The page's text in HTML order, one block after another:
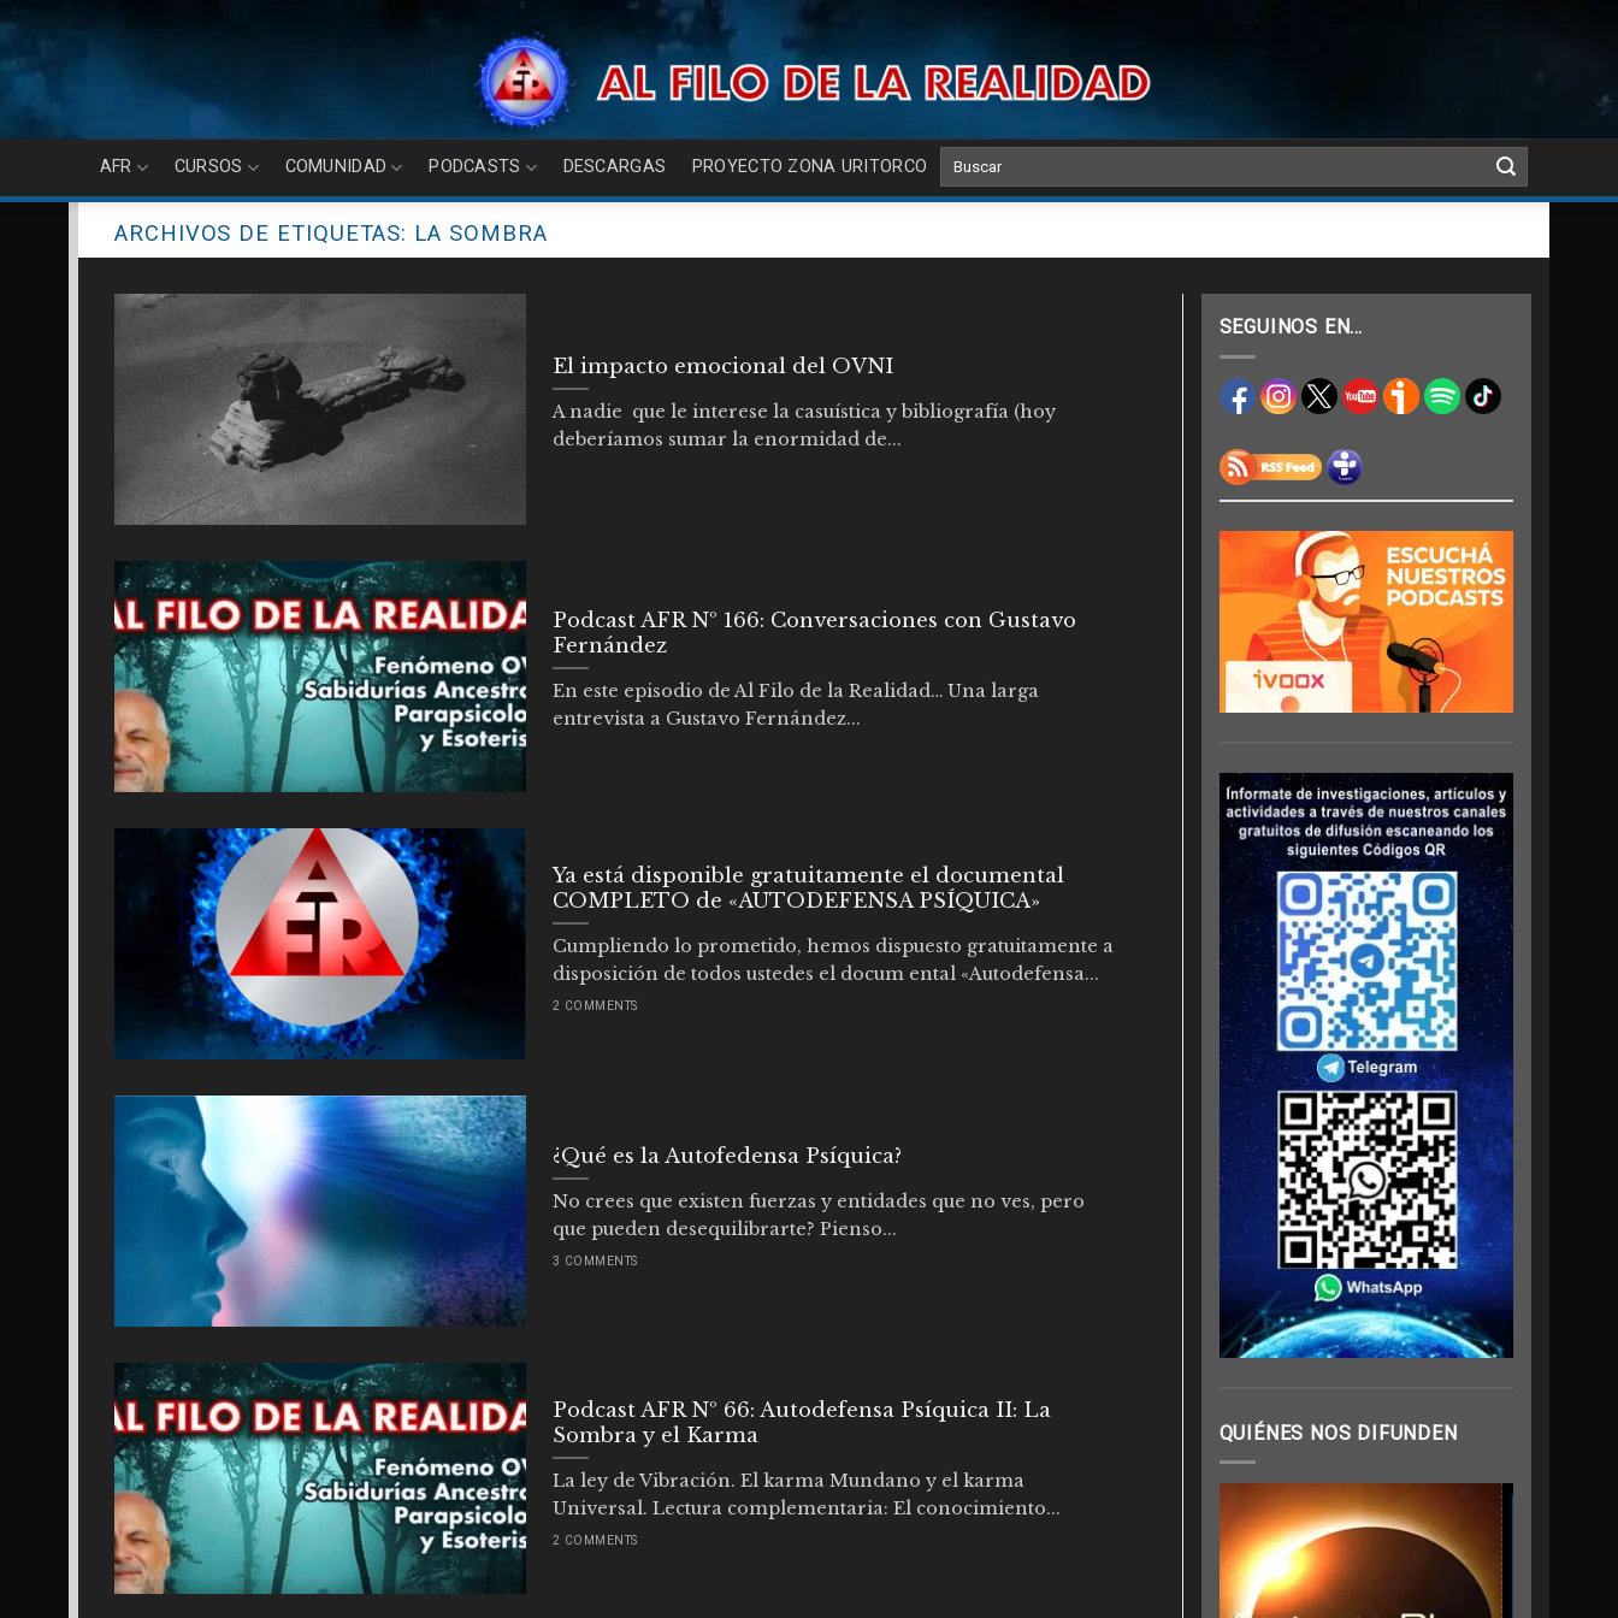
content
AFR CURSOS COMUNIDAD PODCASTS DESCARGAS PROYECTO ZONA URITORCO
ARCHIVOS DE ETIQUETAS: LA SOMBRA
El impacto emocional del OVNI
A nadie que le interese la casuística y bibliografía (hoy
deberíamos sumar la enormidad de...
Podcast AFR Nº 166: Conversaciones con Gustavo
Fernández
En este episodio de Al Filo de la Realidad… Una larga
entrevista a Gustavo Fernández...
Ya está disponible gratuitamente el documental
COMPLETO de «AUTODEFENSA PSÍQUICA»
Cumpliendo lo prometido, hemos dispuesto gratuitamente a
disposición de todos ustedes el docum ental «Autodefensa...
2 COMMENTS
¿Qué es la Autofedensa Psíquica?
No crees que existen fuerzas y entidades que no ves, pero
que pueden desequilibrarte? Pienso...
3 COMMENTS
Podcast AFR Nº 66: Autodefensa Psíquica II: La
Sombra y el Karma
La ley de Vibración. El karma Mundano y el karma
Universal. Lectura complementaria: El conocimiento...
2 COMMENTS
SEGUINOS EN…
QUIÉNES NOS DIFUNDEN